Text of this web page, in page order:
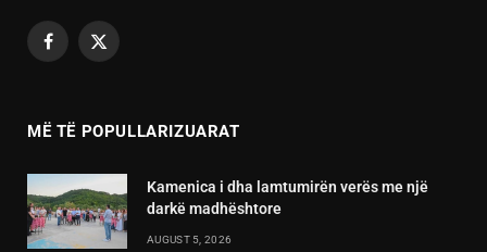
Facebook
X
MË TË POPULLARIZUARAT
Kamenica i dha lamtumirën verës me një
darkë madhështore
AUGUST 5, 2026